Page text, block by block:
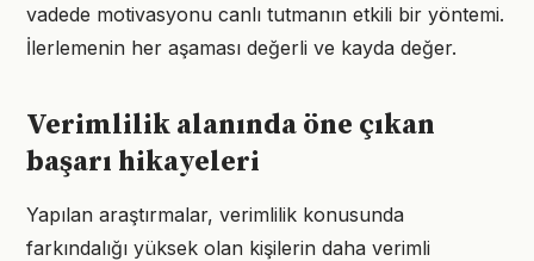
vadede motivasyonu canlı tutmanın etkili bir yöntemi.
İlerlemenin her aşaması değerli ve kayda değer.
Verimlilik alanında öne çıkan
başarı hikayeleri
Yapılan araştırmalar, verimlilik konusunda
farkındalığı yüksek olan kişilerin daha verimli